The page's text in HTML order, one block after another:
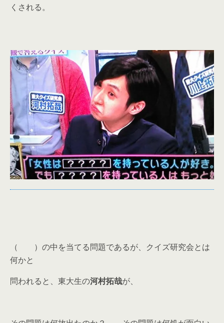
くされる。
（ ）の中を当てる問題であるが、クイズ研究会とは
何かと
問われると、東大生の河村拓哉が、